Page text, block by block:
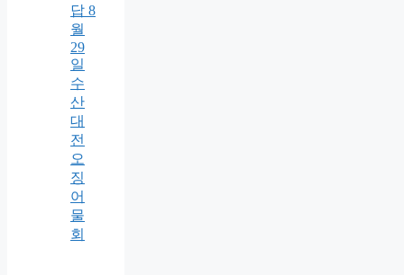
답 8
월
29
일
수
산
대
전
오
징
어
물
회